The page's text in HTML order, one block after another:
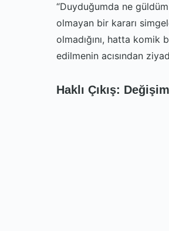
“Duyduğumda ne
olmayan bir kararı
olmadığını, hatta
edilmenin acısından
Haklı Çıkış: